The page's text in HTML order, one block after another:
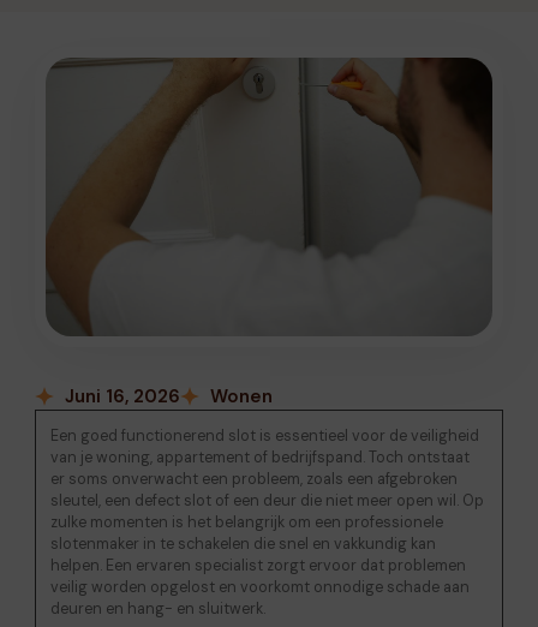
Juni 16, 2026 Wonen
Een goed functionerend slot is essentieel voor de veiligheid
van je woning, appartement of bedrijfspand. Toch ontstaat
er soms onverwacht een probleem, zoals een afgebroken
sleutel, een defect slot of een deur die niet meer open wil. Op
zulke momenten is het belangrijk om een professionele
slotenmaker in te schakelen die snel en vakkundig kan
helpen. Een ervaren specialist zorgt ervoor dat problemen
veilig worden opgelost en voorkomt onnodige schade aan
deuren en hang- en sluitwerk.